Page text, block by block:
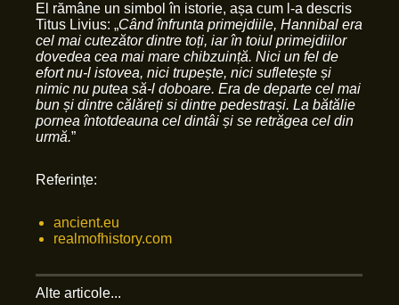
El rămâne un simbol în istorie, așa cum l-a descris
Titus Livius: „Când înfrunta primejdiile, Hannibal era
cel mai cutezător dintre toți, iar în toiul primejdiilor
dovedea cea mai mare chibzuință. Nici un fel de
efort nu-l istovea, nici trupește, nici sufletește și
nimic nu putea să-l doboare. Era de departe cel mai
bun și dintre călăreți si dintre pedestrași. La bătălie
pornea întotdeauna cel dintâi și se retrăgea cel din
urmă.”
Referințe:
ancient.eu
realmofhistory.com